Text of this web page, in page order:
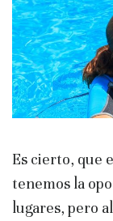
Es cierto, que
tenemos la
lugares, pero